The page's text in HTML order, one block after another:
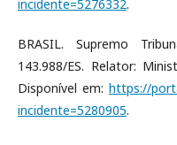
incidente=5276332.
BRASIL. Supremo
143.988/ES. Relator:
Disponível em: https://
incidente=5280905.